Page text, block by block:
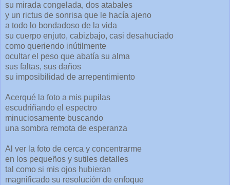
su mirada congelada, dos atabales
y un rictus de sonrisa que le hacía ajeno
a todo lo bondadoso de la vida
su cuerpo enjuto, cabizbajo, casi desahuciado
como queriendo inútilmente
ocultar el peso que abatía su alma
sus faltas, sus daños
su imposibilidad de arrepentimiento
Acerqué la foto a mis pupilas
escudriñando el espectro
minuciosamente buscando
una sombra remota de esperanza
Al ver la foto de cerca y concentrarme
en los pequeños y sutiles detalles
tal como si mis ojos hubieran
magnificado su resolución de enfoque